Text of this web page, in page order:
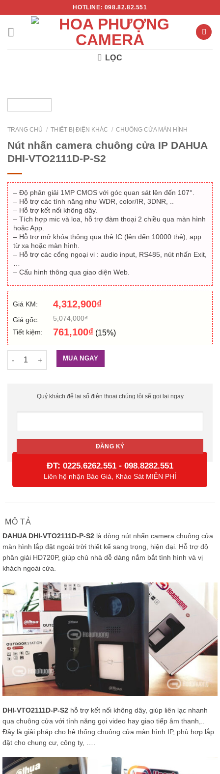
nội
HOTLINE: 098.82.82.551
LỌC
TRANG CHỦ / THIẾT BỊ ĐIỆN KHÁC / CHUÔNG CỬA MÀN HÌNH
Nút nhấn camera chuông cửa IP DAHUA
DHI-VTO2111D-P-S2
– Độ phân giải 1MP CMOS với góc quan sát lên đến 107°.
– Hỗ trợ các tính năng như WDR, color/IR, 3DNR, ..
– Hỗ trợ kết nối không dây.
– Tích hợp mic và loa, hỗ trợ đàm thoại 2 chiều qua màn hình
hoặc App.
– Hỗ trợ mở khóa thông qua thẻ IC (lên đến 10000 thẻ), app
từ xa hoặc màn hình.
– Hỗ trợ các cổng ngoại vi : audio input, RS485, nút nhấn Exit,
– Cấu hình thông qua giao diện Web.
Giá KM: 4,312,900₫
Giá gốc: 5,074,000₫
Tiết kiệm:
761,100₫ (15%)
Nút nhấn camera chuông cửa IP DAHUA DHI-VTO2111D-P-S2
MUA NGAY
Quý khách để lại số điện thoại chúng tôi sẽ gọi lại ngay
ĐT: 0225.6262.551 - 098.8282.551
Liên hệ nhận Báo Giá, Khảo Sát MIỄN PHÍ
MÔ TẢ
DAHUA DHI-VTO2111D-P-S2 là dòng nút nhấn camera chuông cửa
màn hình lắp đặt ngoài trời thiết kế sang trọng, hiện đại. Hỗ trợ độ
phân giải HD720P, giúp chủ nhà dễ dàng nắm bắt tình hình và vị
khách ngoài cửa.
DHI-VTO2111D-P-S2 hỗ trợ kết nối không dây, giúp liên lạc nhanh
qua chuông cửa với tính năng gọi video hay giao tiếp âm thanh,..
Đây là giải pháp cho hệ thống chuông cửa màn hình IP, phù hợp lắp
đặt cho chung cư, công ty, ….